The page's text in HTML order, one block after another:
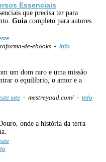
Essenciais
que precisa ter para
Guia completo para autores
de-ebooks - Info
um dom raro e uma missão
o equilíbrio, o amor e a
site - mestreyaad.com/ - Info
onde a história da terra